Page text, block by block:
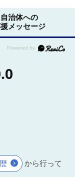
自治体への
メッセージ
から行って